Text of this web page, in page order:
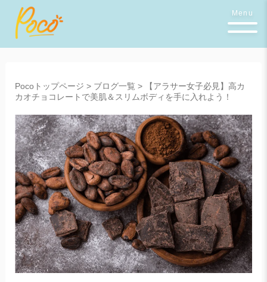
Menu
Pocoトップページ > ブログ一覧 >
【アラサー女子必見】高カ
カオチョコレートで美肌＆スリムボディを手に入れよう！